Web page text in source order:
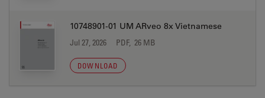
10748901-01 UM ARveo 8x Vietnamese
Jul 27, 2026 PDF, 26 MB
DOWNLOAD